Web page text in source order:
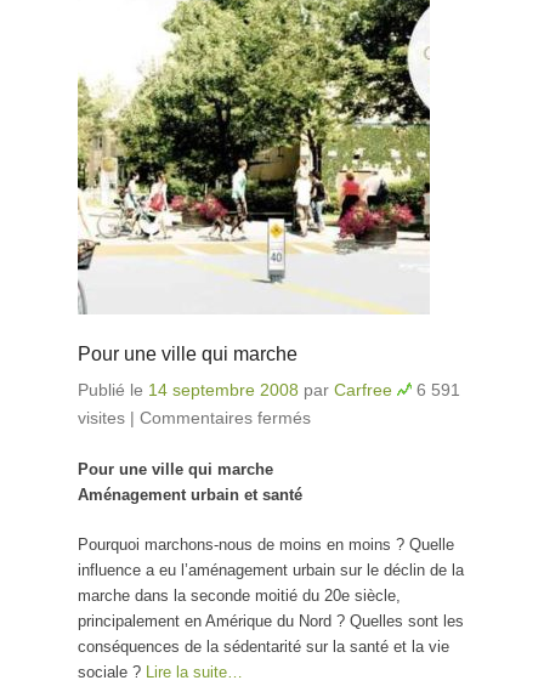
Pour une ville qui marche
Publié le 14 septembre 2008 par Carfree
6 591
visites | Commentaires fermés
Pour une ville qui marche
Aménagement urbain et santé
Pourquoi marchons-nous de moins en moins ? Quelle
influence a eu l’aménagement urbain sur le déclin de la
marche dans la seconde moitié du 20e siècle,
principalement en Amérique du Nord ? Quelles sont les
conséquences de la sédentarité sur la santé et la vie
sociale ?
Lire la suite…